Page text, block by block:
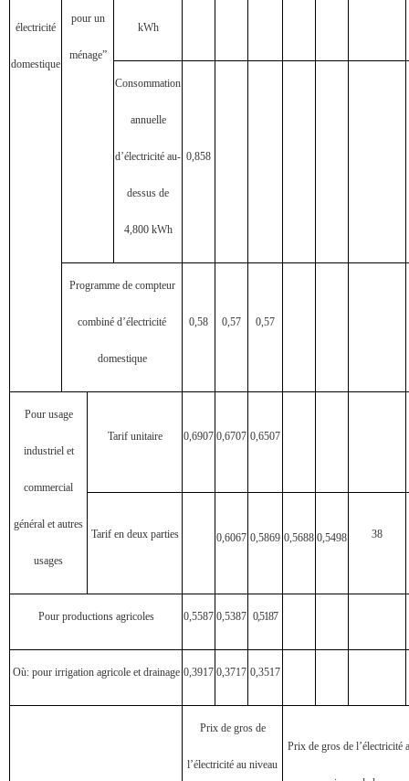
électricité
domestique
pour un
ménage”
kWh
Consommation
annuelle
d’électricité au-
dessus de
4,800 kWh
0,858
Programme de compteur
combiné d’électricité
domestique
0,58 0,57 0,57
Pour usage
industriel et
commercial
général et autres
usages
Tarif unitaire 0,6907 0,6707 0,6507
Tarif en deux parties 0,6067 0,5869 0,5688 0,5498 38
Pour productions agricoles 0,5587 0,5387 0,5187
Où: pour irrigation agricole et drainage 0,3917 0,3717 0,3517
Prix de gros de
l’électricité au niveau
Prix de gros de l’électricité